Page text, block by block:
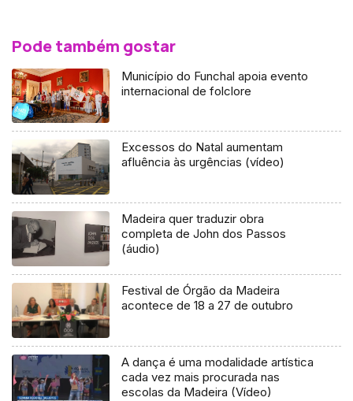
Pode também gostar
Município do Funchal apoia evento
internacional de folclore
Excessos do Natal aumentam
afluência às urgências (vídeo)
Madeira quer traduzir obra
completa de John dos Passos
(áudio)
Festival de Órgão da Madeira
acontece de 18 a 27 de outubro
A dança é uma modalidade artística
cada vez mais procurada nas
escolas da Madeira (Vídeo)